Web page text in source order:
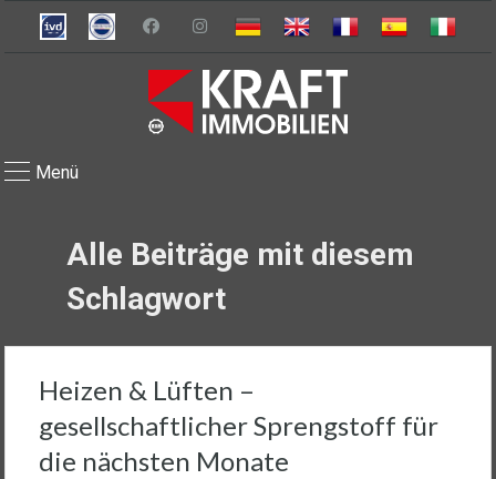
Menü
Alle Beiträge mit diesem
Schlagwort
Heizen & Lüften –
gesellschaftlicher Sprengstoff für
die nächsten Monate